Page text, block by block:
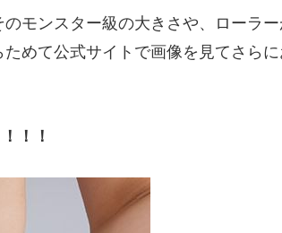
モンスター級の大きさや、ローラ
めて公式サイトで画像を見てさら
！！